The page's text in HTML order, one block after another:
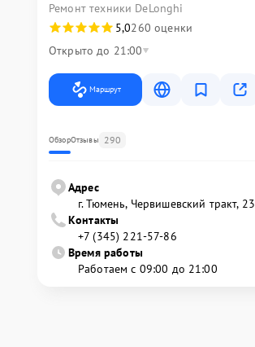
Ремонт техники DeLonghi
5,0260 оценки
Открыто до 21:00
Маршрут
ОбзорОтзывы 290
Адрес
г. Тюмень, ​Червишевский тракт, 23
Контакты
+7 (345) 221-57-86
Время работы
Работаем с 09:00 до 21:00